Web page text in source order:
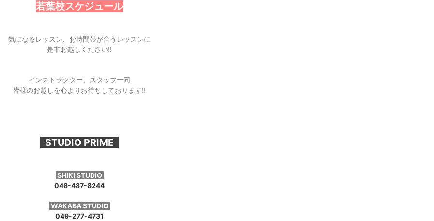
若葉校スケジュール
気になるレッスン、お時間帯が合うレッスンに
是非お越しください!!
インストラクター、スタッフ一同
皆様のお越しを心よりお待ちしております!!
STUDIO PRIME
SHIKI STUDIO
048-487-8244
WAKABA STUDIO
049-277-4731